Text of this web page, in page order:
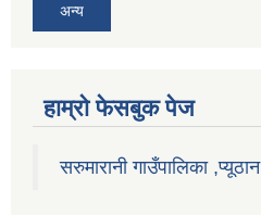
अन्य
हाम्राे फेसबुक पेज
सरुमारानी गाउँपालिका ,प्यूठान